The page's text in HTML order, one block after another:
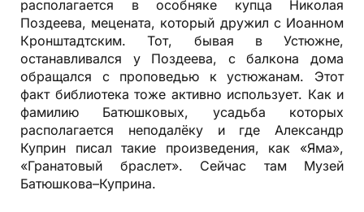
располагается в особняке купца Николая
Поздеева, мецената, который дружил с Иоанном
Кронштадтским. Тот, бывая в Устюжне,
останавливался у Поздеева, с балкона дома
обращался с проповедью к устюжанам. Этот
факт библиотека тоже активно использует. Как и
фамилию Батюшковых, усадьба которых
располагается неподалёку и где Александр
Куприн писал такие произведения, как «Яма»,
«Гранатовый браслет». Сейчас там Музей
Батюшкова–Куприна.